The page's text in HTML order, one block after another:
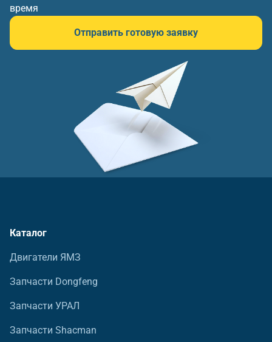
время
Отправить готовую заявку
Каталог
Двигатели ЯМЗ
Запчасти Dongfeng
Запчасти УРАЛ
Запчасти Shacman